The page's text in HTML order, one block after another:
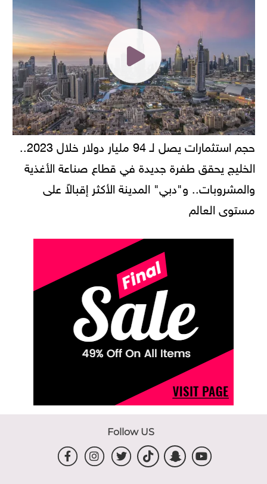
الخليج يحقق طفرة جديدة في قطاع صناعة الأغذية
والمشروبات.. و"دبي" المدينة الأكثر إقبالاً على
مستوى العالم
Follow US